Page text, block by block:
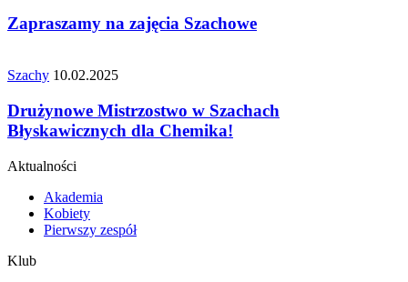
Zapraszamy na zajęcia Szachowe
Szachy 10.02.2025
Drużynowe Mistrzostwo w Szachach
Błyskawicznych dla Chemika!
Aktualności
Akademia
Kobiety
Pierwszy zespół
Klub